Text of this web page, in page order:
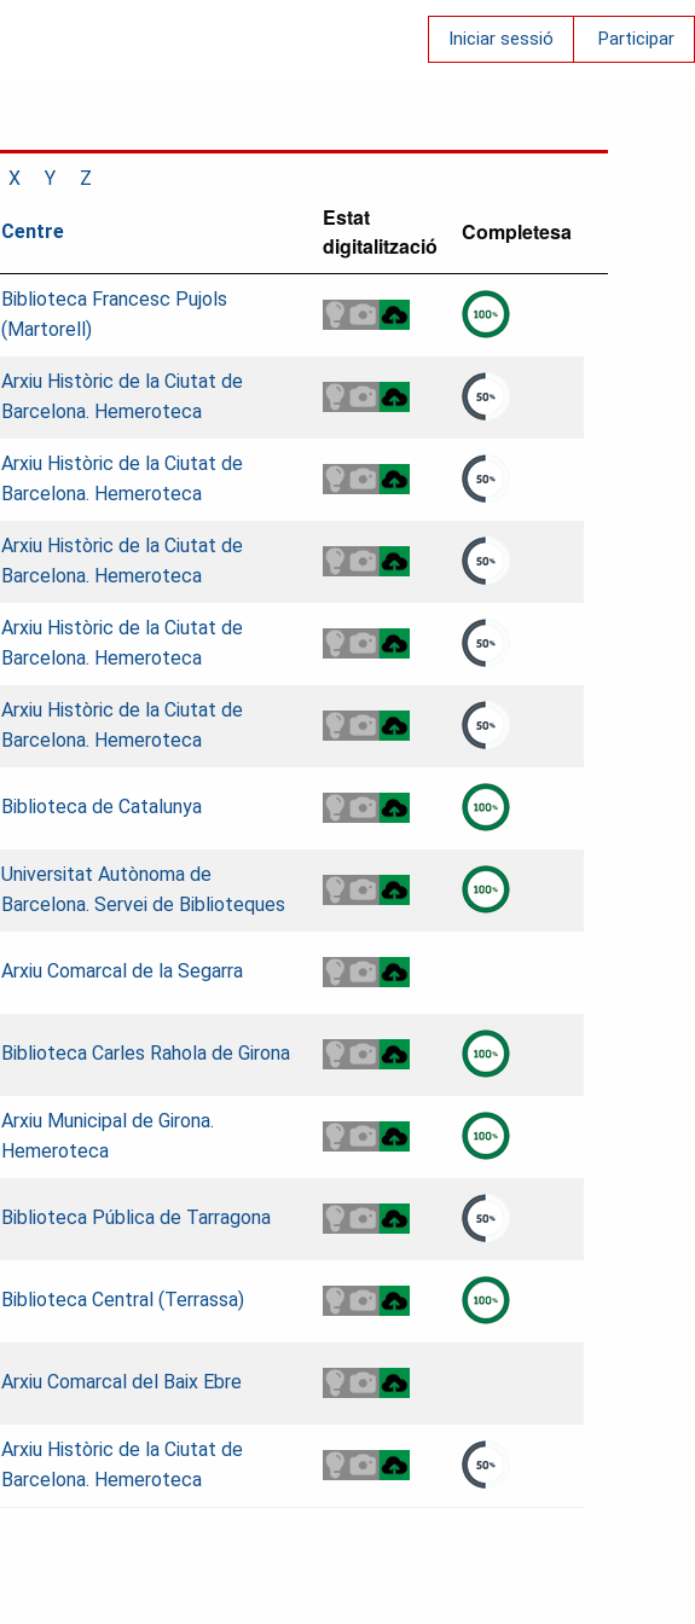
Iniciar sessió Participar
X Y Z
Centre
Estat
digitalització
Completesa
Biblioteca Francesc Pujols
(Martorell)
Arxiu Històric de la Ciutat de
Barcelona. Hemeroteca
Arxiu Històric de la Ciutat de
Barcelona. Hemeroteca
Arxiu Històric de la Ciutat de
Barcelona. Hemeroteca
Arxiu Històric de la Ciutat de
Barcelona. Hemeroteca
Arxiu Històric de la Ciutat de
Barcelona. Hemeroteca
Biblioteca de Catalunya
Universitat Autònoma de
Barcelona. Servei de Biblioteques
Arxiu Comarcal de la Segarra
Biblioteca Carles Rahola de Girona
Arxiu Municipal de Girona.
Hemeroteca
Biblioteca Pública de Tarragona
Biblioteca Central (Terrassa)
Arxiu Comarcal del Baix Ebre
Arxiu Històric de la Ciutat de
Barcelona. Hemeroteca